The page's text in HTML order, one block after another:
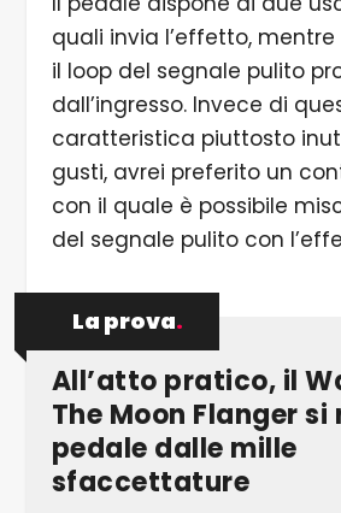
quali invia l’effetto, mentre
il loop del segnale pulito
dall’ingresso. Invece di
caratteristica piuttosto
gusti, avrei preferito un
con il quale è possibile
del segnale pulito con
La prova.
All’atto pratico, il
The Moon Flanger si
pedale dalle mille
sfaccettature